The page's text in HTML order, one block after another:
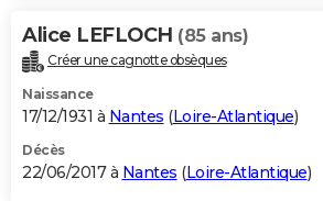
Alice LEFLOCH (85 ans)
Créer une cagnotte obsèques
Naissance
17/12/1931 à Nantes (Loire-Atlantique)
Décès
22/06/2017 à Nantes (Loire-Atlantique)